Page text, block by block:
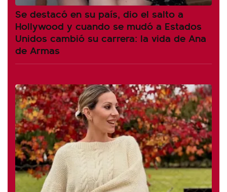
Se destacó en su país, dio el salto a
Hollywood y cuando se mudó a Estados
Unidos cambió su carrera: la vida de Ana
de Armas